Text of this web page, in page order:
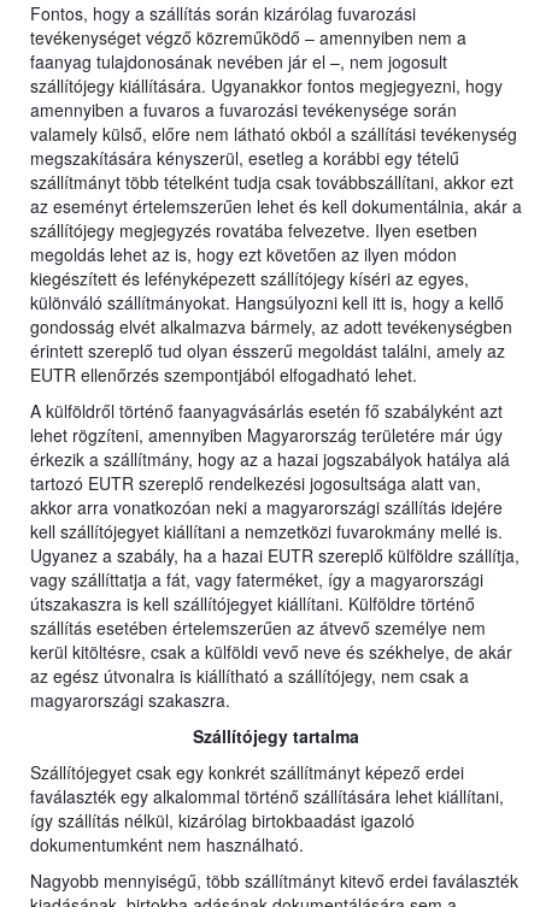
Fontos, hogy a szállítás során kizárólag fuvarozási
tevékenységet végző közreműködő – amennyiben nem a
faanyag tulajdonosának nevében jár el –, nem jogosult
szállítójegy kiállítására. Ugyanakkor fontos megjegyezni, hogy
amennyiben a fuvaros a fuvarozási tevékenysége során
valamely külső, előre nem látható okból a szállítási tevékenység
megszakítására kényszerül, esetleg a korábbi egy tételű
szállítmányt több tételként tudja csak továbbszállítani, akkor ezt
az eseményt értelemszerűen lehet és kell dokumentálnia, akár a
szállítójegy megjegyzés rovatába felvezetve. Ilyen esetben
megoldás lehet az is, hogy ezt követően az ilyen módon
kiegészített és lefényképezett szállítójegy kíséri az egyes,
különváló szállítmányokat. Hangsúlyozni kell itt is, hogy a kellő
gondosság elvét alkalmazva bármely, az adott tevékenységben
érintett szereplő tud olyan ésszerű megoldást találni, amely az
EUTR ellenőrzés szempontjából elfogadható lehet.
A külföldről történő faanyagvásárlás esetén fő szabályként azt
lehet rögzíteni, amennyiben Magyarország területére már úgy
érkezik a szállítmány, hogy az a hazai jogszabályok hatálya alá
tartozó EUTR szereplő rendelkezési jogosultsága alatt van,
akkor arra vonatkozóan neki a magyarországi szállítás idejére
kell szállítójegyet kiállítani a nemzetközi fuvarokmány mellé is.
Ugyanez a szabály, ha a hazai EUTR szereplő külföldre szállítja,
vagy szállíttatja a fát, vagy faterméket, így a magyarországi
útszakaszra is kell szállítójegyet kiállítani. Külföldre történő
szállítás esetében értelemszerűen az átvevő személye nem
kerül kitöltésre, csak a külföldi vevő neve és székhelye, de akár
az egész útvonalra is kiállítható a szállítójegy, nem csak a
magyarországi szakaszra.
Szállítójegy tartalma
Szállítójegyet csak egy konkrét szállítmányt képező erdei
faválaszték egy alkalommal történő szállítására lehet kiállítani,
így szállítás nélkül, kizárólag birtokbaadást igazoló
dokumentumként nem használható.
Nagyobb mennyiségű, több szállítmányt kitevő erdei faválaszték